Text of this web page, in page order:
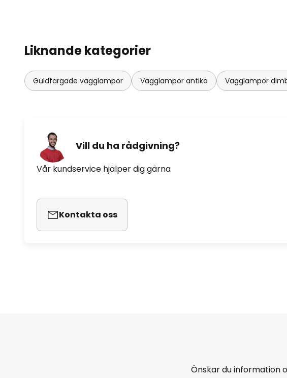
Liknande kategorier
Guldfärgade vägglampor Vägglampor antika Vägglampor
Vill du ha rådgivning?
Vår kundservice hjälper dig gärna
Kontakta oss
Önskar du information